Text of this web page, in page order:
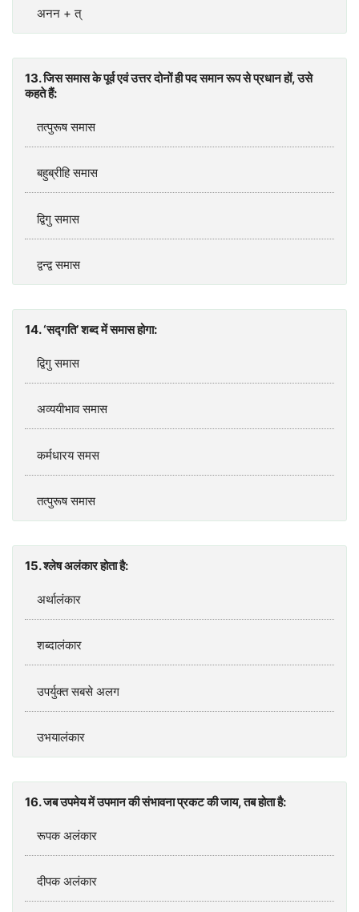
अनन + त्
13. जिस समास के पूर्व एवं उत्तर दोनों ही पद समान रूप से प्रधान हों, उसे
कहते हैं:
तत्‍पुरूष समास
बहुब्रीहि समास
द्विगु समास
द्वन्‍द्व समास
14. ‘सद्गति’ शब्‍द में समास होगा:
द्विगु समास
अव्‍ययीभाव समास
कर्मधारय समस
तत्‍पुरूष समास
15. श्‍लेष अलंकार होता है:
अर्थालंकार
शब्‍दालंकार
उपर्युक्‍त सबसे अलग
उभयालंकार
16. जब उपमेय में उपमान की संभावना प्रकट की जाय, तब होता है:
रूपक अलंकार
दीपक अलंकार